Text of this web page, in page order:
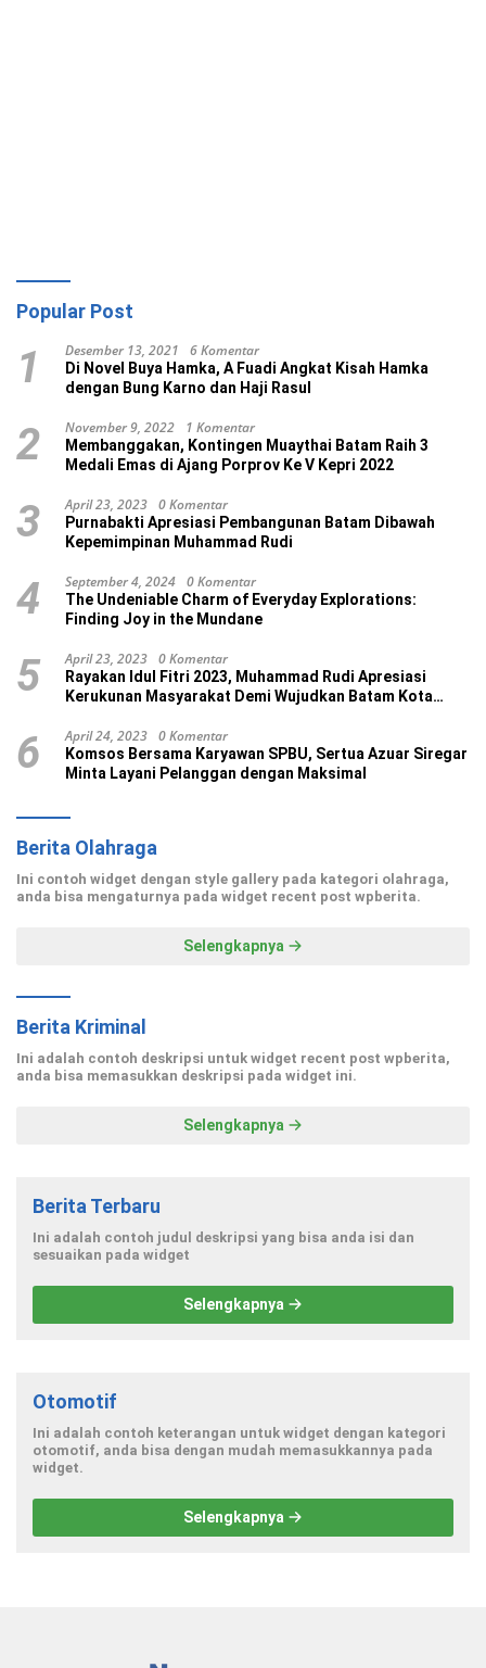
Popular Post
1 Desember 13, 2021 6 Komentar
Di Novel Buya Hamka, A Fuadi Angkat Kisah Hamka
dengan Bung Karno dan Haji Rasul
2 November 9, 2022 1 Komentar
Membanggakan, Kontingen Muaythai Batam Raih 3
Medali Emas di Ajang Porprov Ke V Kepri 2022
3 April 23, 2023 0 Komentar
Purnabakti Apresiasi Pembangunan Batam Dibawah
Kepemimpinan Muhammad Rudi
4 September 4, 2024 0 Komentar
The Undeniable Charm of Everyday Explorations:
Finding Joy in the Mundane
5 April 23, 2023 0 Komentar
Rayakan Idul Fitri 2023, Muhammad Rudi Apresiasi
Kerukunan Masyarakat Demi Wujudkan Batam Kota
6 April 24, 2023 0 Komentar
Komsos Bersama Karyawan SPBU, Sertua Azuar Siregar
Minta Layani Pelanggan dengan Maksimal
Berita Olahraga
Ini contoh widget dengan style gallery pada kategori olahraga,
anda bisa mengaturnya pada widget recent post wpberita.
Selengkapnya
Berita Kriminal
Ini adalah contoh deskripsi untuk widget recent post wpberita,
anda bisa memasukkan deskripsi pada widget ini.
Selengkapnya
Berita Terbaru
Ini adalah contoh judul deskripsi yang bisa anda isi dan
sesuaikan pada widget
Selengkapnya
Otomotif
Ini adalah contoh keterangan untuk widget dengan kategori
otomotif, anda bisa dengan mudah memasukkannya pada
widget.
Selengkapnya